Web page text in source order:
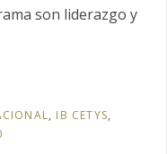
son liderazgo y
, IB CETYS,